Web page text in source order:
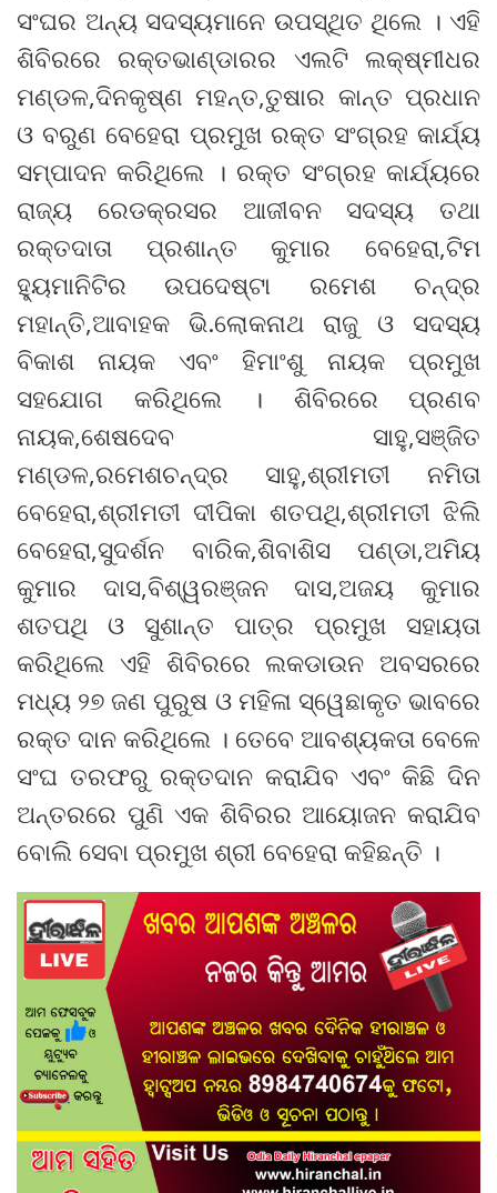
ସଂଘର ଅନ୍ୟ ସଦସ୍ୟମାନେ ଉପସ୍ଥିତ ଥିଲେ । ଏହି
ଶିବିରରେ ରକ୍ତଭାଣ୍ଡାରର ଏଲଟି ଲକ୍ଷ୍ମୀଧର
ମଣ୍ଡଳ,ଦିନକୃଷ୍ଣ ମହନ୍ତ,ତୁଷାର କାନ୍ତ ପ୍ରଧାନ
ଓ ବରୁଣ ବେହେରା ପ୍ରମୁଖ ରକ୍ତ ସଂଗ୍ରହ କାର୍ଯ୍ୟ
ସମ୍ପାଦନ କରିଥିଲେ । ରକ୍ତ ସଂଗ୍ରହ କାର୍ଯ୍ୟରେ
ରାଜ୍ୟ ରେଡକ୍ରସର ଆଜୀବନ ସଦସ୍ୟ ତଥା
ରକ୍ତଦାତା ପ୍ରଶାନ୍ତ କୁମାର ବେହେରା,ଟିମ
ହ୍ୟୁମାନିଟିର ଉପଦେଷ୍ଟା ରମେଶ ଚନ୍ଦ୍ର
ମହାନ୍ତି,ଆବାହକ ଭି.ଲୋକନାଥ ରାଜୁ ଓ ସଦସ୍ୟ
ବିକାଶ ନାୟକ ଏବଂ ହିମାଂଶୁ ନାୟକ ପ୍ରମୁଖ
ସହଯୋଗ କରିଥିଲେ । ଶିବିରରେ ପ୍ରଣବ
ନାୟକ,ଶେଷଦେବ ସାହୁ,ସଞ୍ଜିତ
ମଣ୍ଡଳ,ରମେଶଚନ୍ଦ୍ର ସାହୁ,ଶ୍ରୀମତୀ ନମିତା
ବେହେରା,ଶ୍ରୀମତୀ ଦୀପିକା ଶତପଥି,ଶ୍ରୀମତୀ ଝିଲି
ବେହେରା,ସୁଦର୍ଶନ ବାରିକ,ଶିବାଶିସ ପଣ୍ଡା,ଅମିୟ
କୁମାର ଦାସ,ବିଶ୍ୱରଞ୍ଜନ ଦାସ,ଅଜୟ କୁମାର
ଶତପଥି ଓ ସୁଶାନ୍ତ ପାତ୍ର ପ୍ରମୁଖ ସହାୟତା
କରିଥିଲେ ଏହି ଶିବିରରେ ଲକଡାଉନ ଅବସରରେ
ମଧ୍ୟ ୨୭ ଜଣ ପୁରୁଷ ଓ ମହିଳା ସ୍ୱେଛାକୃତ ଭାବରେ
ରକ୍ତ ଦାନ କରିଥିଲେ । ତେବେ ଆବଶ୍ୟକତା ବେଳେ
ସଂଘ ତରଫରୁ ରକ୍ତଦାନ କରାଯିବ ଏବଂ କିଛି ଦିନ
ଅନ୍ତରରେ ପୁଣି ଏକ ଶିବିରର ଆୟୋଜନ କରାଯିବ
ବୋଲି ସେବା ପ୍ରମୁଖ ଶ୍ରୀ ବେହେରା କହିଛନ୍ତି ।